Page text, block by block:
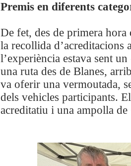
Premis en diferents
De fet, des de primera
la recollida d’acreditacions
l’experiència estava sent
una ruta des de Blanes,
va oferir una vermoutada,
dels vehicles participants.
acreditatiu i una ampolla